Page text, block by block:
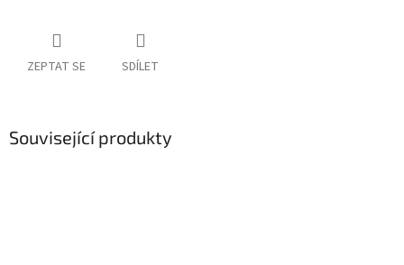
ZEPTAT SE SDÍLET
Související produkty